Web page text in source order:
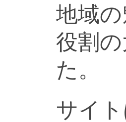
地域
役割
た。
サイ